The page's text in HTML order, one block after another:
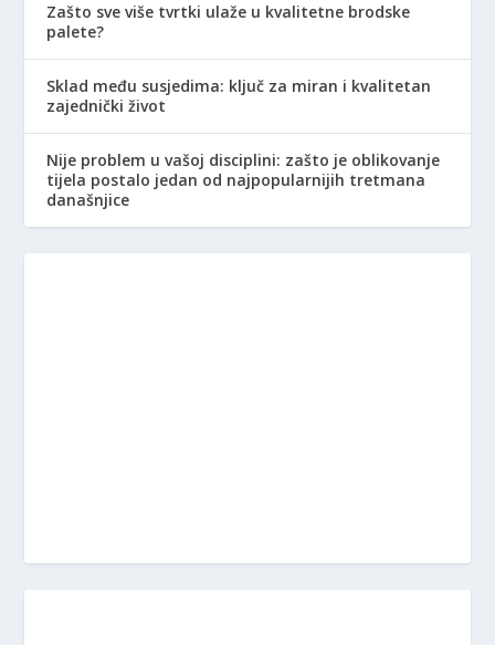
Zašto sve više tvrtki ulaže u kvalitetne brodske
palete?
Sklad među susjedima: ključ za miran i kvalitetan
zajednički život
Nije problem u vašoj disciplini: zašto je oblikovanje
tijela postalo jedan od najpopularnijih tretmana
današnjice